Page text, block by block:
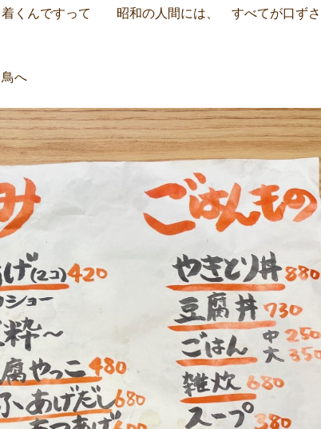
くんですって 昭和の人間には、 すべてが口ず
へ